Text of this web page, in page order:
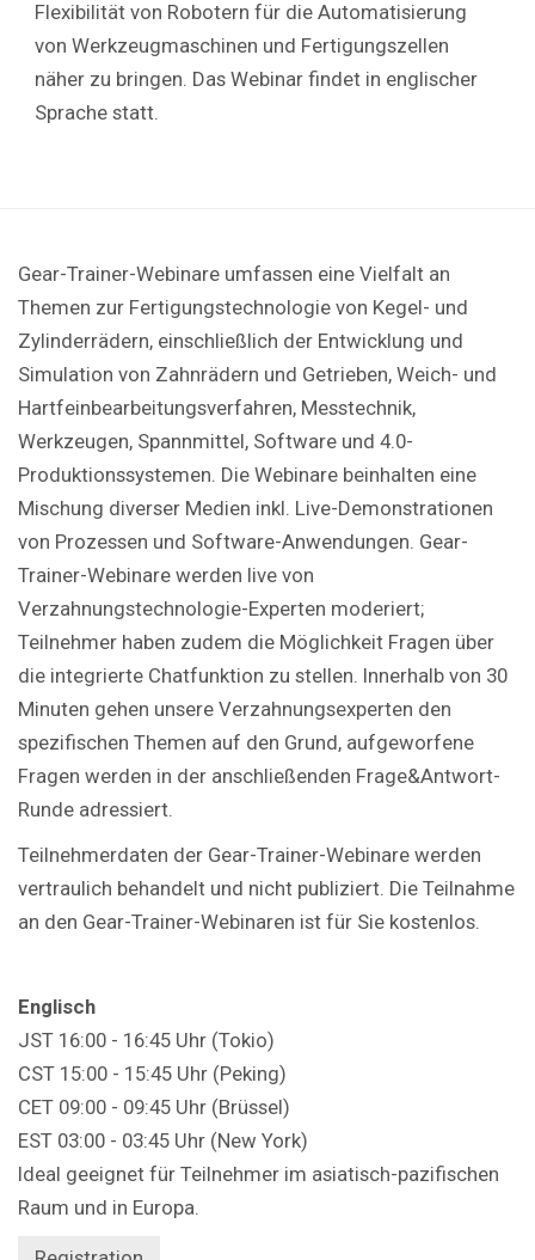
Flexibilität von Robotern für die Automatisierung
von Werkzeugmaschinen und Fertigungszellen
näher zu bringen. Das Webinar findet in englischer
Sprache statt.
Gear-Trainer-Webinare umfassen eine Vielfalt an
Themen zur Fertigungstechnologie von Kegel- und
Zylinderrädern, einschließlich der Entwicklung und
Simulation von Zahnrädern und Getrieben, Weich- und
Hartfeinbearbeitungsverfahren, Messtechnik,
Werkzeugen, Spannmittel, Software und 4.0-
Produktionssystemen. Die Webinare beinhalten eine
Mischung diverser Medien inkl. Live-Demonstrationen
von Prozessen und Software-Anwendungen. Gear-
Trainer-Webinare werden live von
Verzahnungstechnologie-Experten moderiert;
Teilnehmer haben zudem die Möglichkeit Fragen über
die integrierte Chatfunktion zu stellen. Innerhalb von 30
Minuten gehen unsere Verzahnungsexperten den
spezifischen Themen auf den Grund, aufgeworfene
Fragen werden in der anschließenden Frage&Antwort-
Runde adressiert.
Teilnehmerdaten der Gear-Trainer-Webinare werden
vertraulich behandelt und nicht publiziert. Die Teilnahme
an den Gear-Trainer-Webinaren ist für Sie kostenlos.
Englisch
JST 16:00 - 16:45 Uhr (Tokio)
CST 15:00 - 15:45 Uhr (Peking)
CET 09:00 - 09:45 Uhr (Brüssel)
EST 03:00 - 03:45 Uhr (New York)
Ideal geeignet für Teilnehmer im asiatisch-pazifischen
Raum und in Europa.